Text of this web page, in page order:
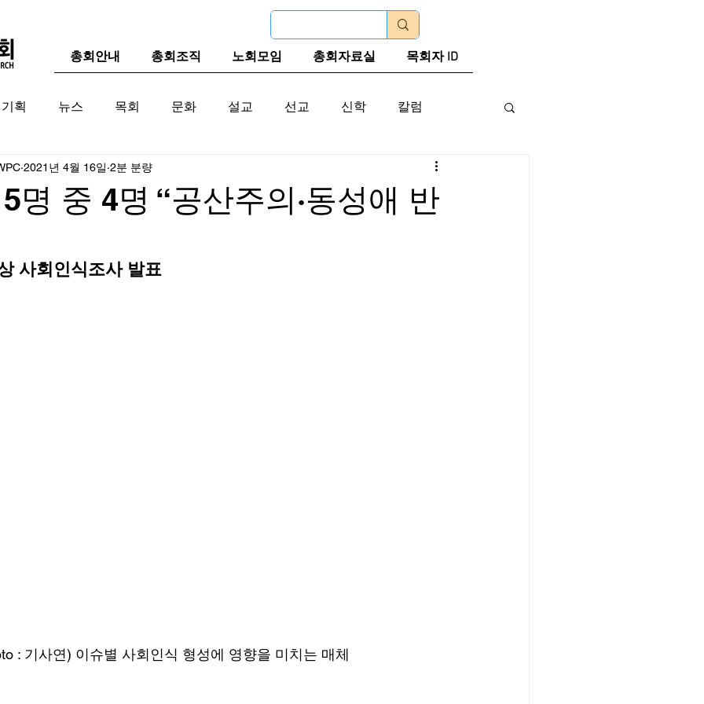
총회안내 총회조직 노회모임 총회자료실 목회자 ID
기획 뉴스 목회 문화 설교 선교 신학 칼럼
한국 교계 교단역사
명 중 4명 “공산주의·동성애 반
2021년 4월 16일 2분 분량
사회인식조사 발표
: 기사연) 이슈별 사회인식 형성에 영향을 미치는 매체